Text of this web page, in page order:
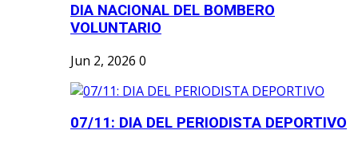
DIA NACIONAL DEL BOMBERO
VOLUNTARIO
Jun 2, 2026 0
07/11: DIA DEL PERIODISTA DEPORTIVO